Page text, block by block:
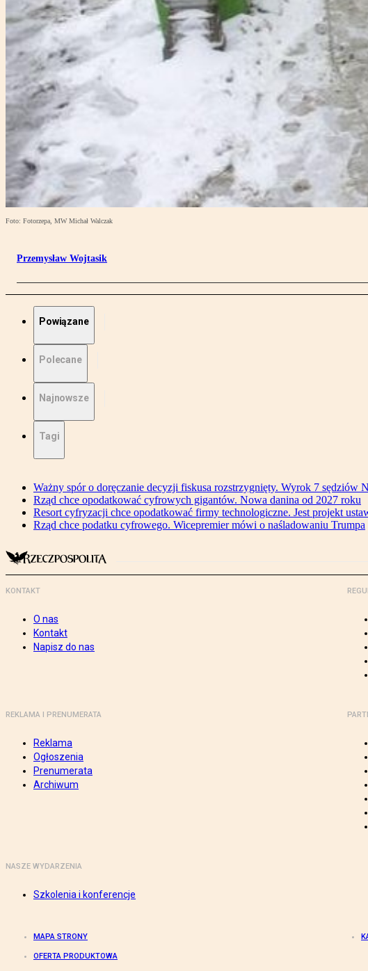
Foto: Fotorzepa, MW Michał Walczak
Przemysław Wojtasik
Powiązane
Polecane
Najnowsze
Tagi
Ważny spór o doręczanie decyzji fiskusa rozstrzygnięty. Wyrok 7 sędziów
Rząd chce opodatkować cyfrowych gigantów. Nowa danina od 2027 roku
Resort cyfryzacji chce opodatkować firmy technologiczne. Jest projekt
Rząd chce podatku cyfrowego. Wicepremier mówi o naśladowaniu Trumpa
KONTAKT
O nas
Kontakt
Napisz do nas
REKLAMA I PRENUMERATA
Reklama
Ogłoszenia
Prenumerata
Archiwum
NASZE WYDARZENIA
Szkolenia i konferencje
MAPA STRONY
OFERTA PRODUKTOWA